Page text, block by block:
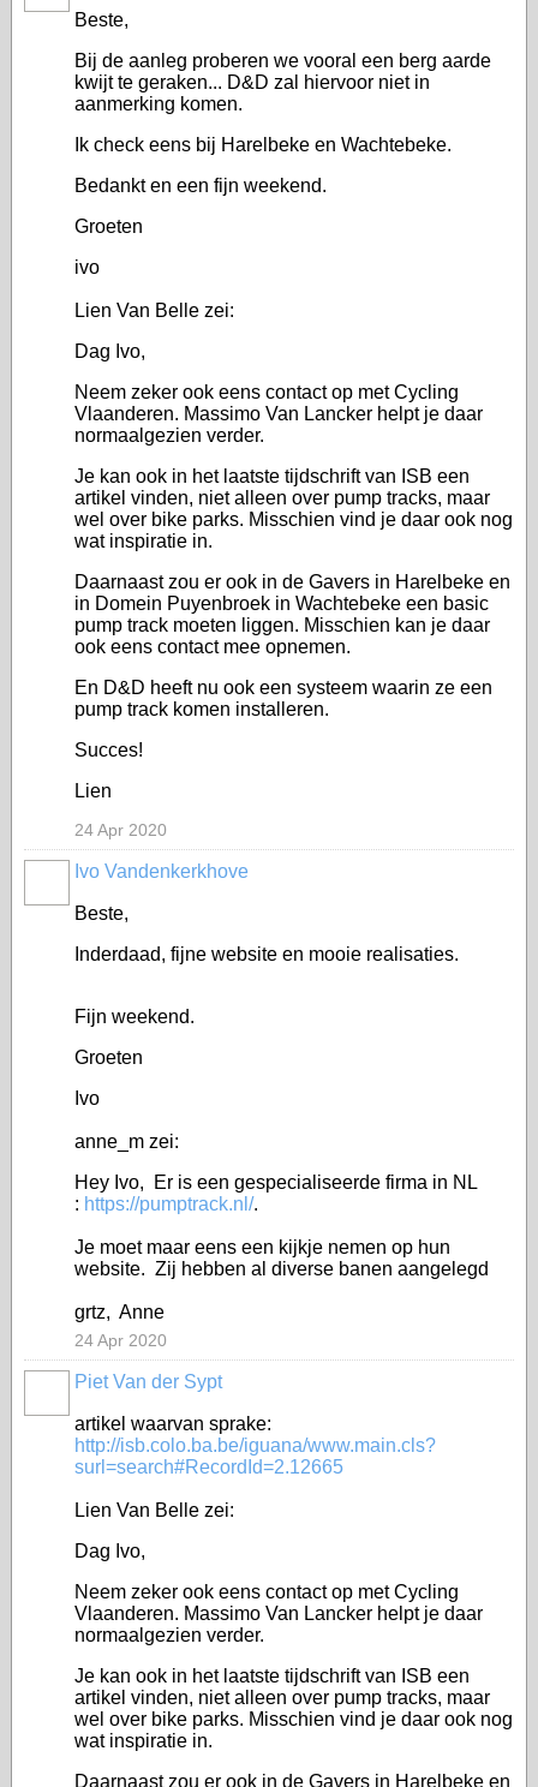
Beste,
Bij de aanleg proberen we vooral een berg aarde
kwijt te geraken... D&D zal hiervoor niet in
aanmerking komen.
Ik check eens bij Harelbeke en Wachtebeke.
Bedankt en een fijn weekend.
Groeten
ivo
Lien Van Belle zei:
Dag Ivo,
Neem zeker ook eens contact op met Cycling
Vlaanderen. Massimo Van Lancker helpt je daar
normaalgezien verder.
Je kan ook in het laatste tijdschrift van ISB een
artikel vinden, niet alleen over pump tracks, maar
wel over bike parks. Misschien vind je daar ook nog
wat inspiratie in.
Daarnaast zou er ook in de Gavers in Harelbeke en
in Domein Puyenbroek in Wachtebeke een basic
pump track moeten liggen. Misschien kan je daar
ook eens contact mee opnemen.
En D&D heeft nu ook een systeem waarin ze een
pump track komen installeren.
Succes!
Lien
24 Apr 2020
Ivo Vandenkerkhove
Beste,
Inderdaad, fijne website en mooie realisaties.
Fijn weekend.
Groeten
Ivo
anne_m zei:
Hey Ivo, Er is een gespecialiseerde firma in NL
: https://pumptrack.nl/.
Je moet maar eens een kijkje nemen op hun
website. Zij hebben al diverse banen aangelegd
grtz, Anne
24 Apr 2020
Piet Van der Sypt
artikel waarvan sprake:
http://isb.colo.ba.be/iguana/www.main.cls?
surl=search#RecordId=2.12665
Lien Van Belle zei:
Dag Ivo,
Neem zeker ook eens contact op met Cycling
Vlaanderen. Massimo Van Lancker helpt je daar
normaalgezien verder.
Je kan ook in het laatste tijdschrift van ISB een
artikel vinden, niet alleen over pump tracks, maar
wel over bike parks. Misschien vind je daar ook nog
wat inspiratie in.
Daarnaast zou er ook in de Gavers in Harelbeke en